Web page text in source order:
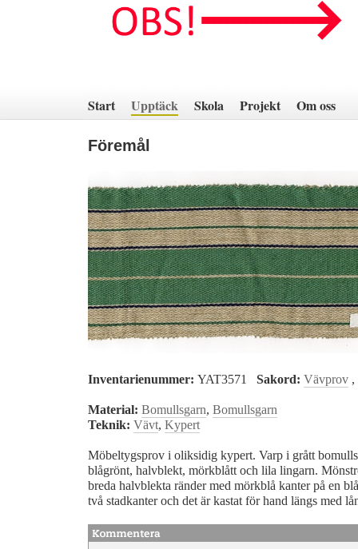
innehåll
Start Upptäck Skola Projekt Om oss
Föremål
Inventarienummer: YAT3571 Sakord: Vävprov ,
Material: Bomullsgarn, Bomullsgarn
Teknik: Vävt, Kypert
Möbeltygsprov i oliksidig kypert. Varp i grått
blågrönt, halvblekt, mörkblått och lila lingarn.
breda halvblekta ränder med mörkblå kanter på en
två stadkanter och det är kastat för hand längs med